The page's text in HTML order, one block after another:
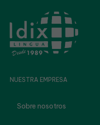
NUESTRA EMPRESA
Sobre nosotros